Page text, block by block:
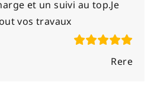
et un suivi au top.Je
vos travaux
Rere